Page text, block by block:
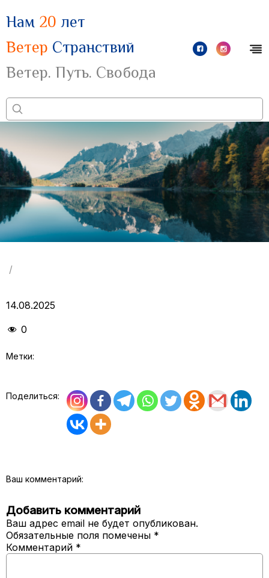
Нам 20 лет
Ветер Странствий
Ветер. Путь. Свобода
/
14.08.2025
0
Метки:
Поделиться:
Ваш комментарий:
Добавить комментарий
Ваш адрес email не будет опубликован.
Обязательные поля помечены *
Комментарий *